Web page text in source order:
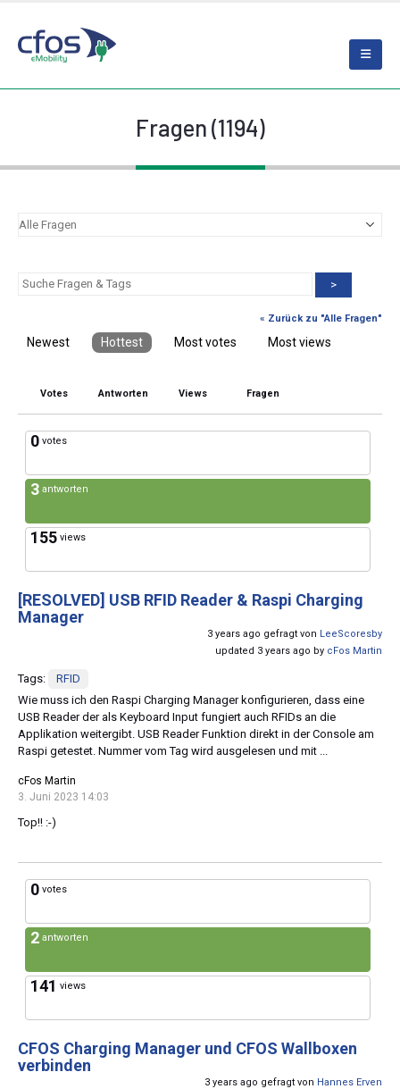
Fragen (1194)
>
« Zurück zu "Alle Fragen"
Newest Hottest Most votes Most views
Votes Antworten Views Fragen
0 votes
3 antworten
155 views
[RESOLVED] USB RFID Reader & Raspi Charging
Manager
3 years ago gefragt von LeeScoresby
updated 3 years ago by cFos Martin
Tags:
RFID
Wie muss ich den Raspi Charging Manager konfigurieren, dass eine
USB Reader der als Keyboard Input fungiert auch RFIDs an die
Applikation weitergibt. USB Reader Funktion direkt in der Console am
Raspi getestet. Nummer vom Tag wird ausgelesen und mit ...
cFos Martin
3. Juni 2023 14:03
Top!! :-)
0 votes
2 antworten
141 views
CFOS Charging Manager und CFOS Wallboxen
verbinden
3 years ago gefragt von Hannes Erven